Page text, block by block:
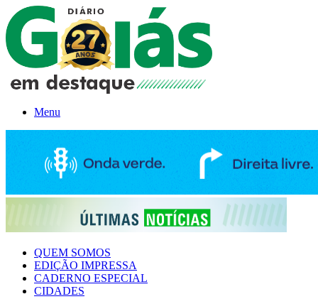
Menu
QUEM SOMOS
EDIÇÃO IMPRESSA
CADERNO ESPECIAL
CIDADES